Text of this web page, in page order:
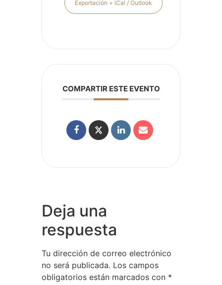
Exportación + iCal / Outlook
COMPARTIR ESTE EVENTO
Deja una
respuesta
Tu dirección de correo electrónico
no será publicada. Los campos
obligatorios están marcados con *